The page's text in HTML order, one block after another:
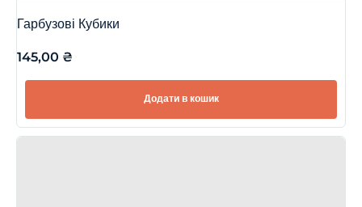
Гарбузові Кубики
145,00 ₴
Додати в кошик